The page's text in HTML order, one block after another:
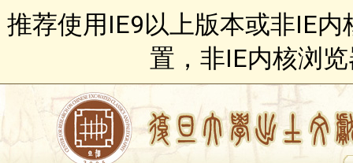
推荐使用IE9以上版本或非IE
置，非IE内核浏